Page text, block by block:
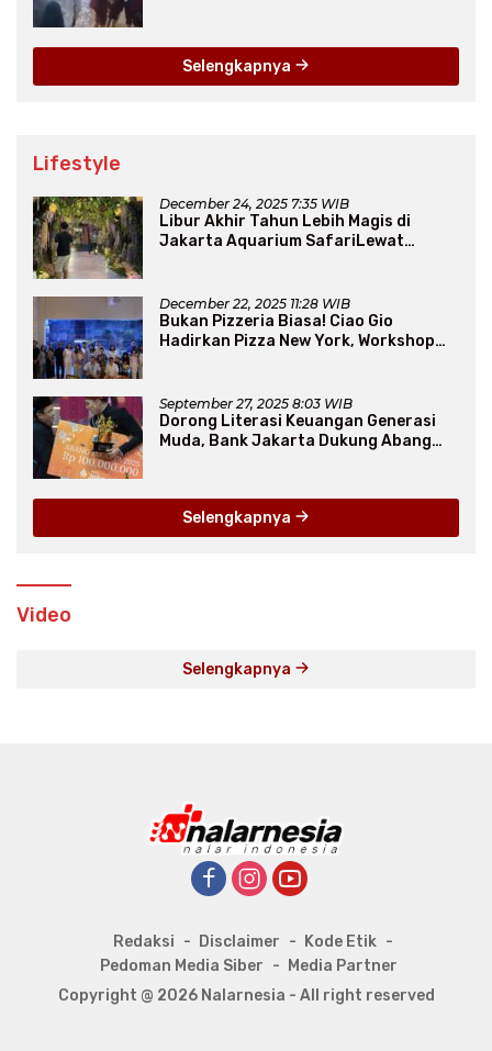
Selengkapnya
Lifestyle
December 24, 2025 7:35 WIB
Libur Akhir Tahun Lebih Magis di
Jakarta Aquarium SafariLewat
December 22, 2025 11:28 WIB
Bukan Pizzeria Biasa! Ciao Gio
Hadirkan Pizza New York, Workshop
September 27, 2025 8:03 WIB
Dorong Literasi Keuangan Generasi
Muda, Bank Jakarta Dukung Abang
Selengkapnya
Video
Selengkapnya
Redaksi Disclaimer
Kode Etik
Pedoman Media Siber
Media Partner
Copyright @ 2026 Nalarnesia - All right reserved